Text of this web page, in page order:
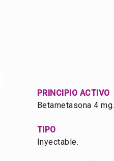
PRINCIPIO ACTIVO
Betametasona 4 mg.
TIPO
Inyectable.